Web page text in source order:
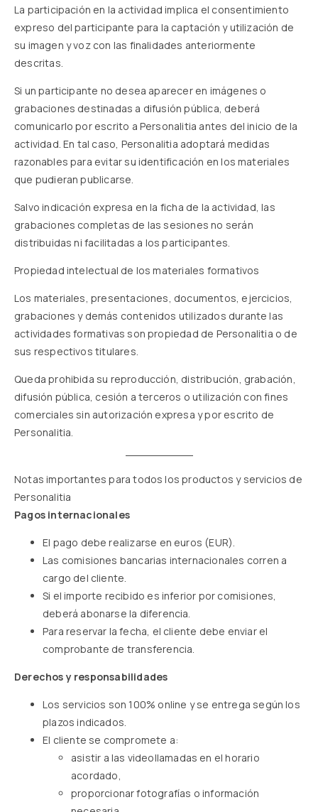
La participación en la actividad implica el consentimiento
expreso del participante para la captación y utilización de
su imagen y voz con las finalidades anteriormente
descritas.
Si un participante no desea aparecer en imágenes o
grabaciones destinadas a difusión pública, deberá
comunicarlo por escrito a Personalitia antes del inicio de la
actividad. En tal caso, Personalitia adoptará medidas
razonables para evitar su identificación en los materiales
que pudieran publicarse.
Salvo indicación expresa en la ficha de la actividad, las
grabaciones completas de las sesiones no serán
distribuidas ni facilitadas a los participantes.
Propiedad intelectual de los materiales formativos
Los materiales, presentaciones, documentos, ejercicios,
grabaciones y demás contenidos utilizados durante las
actividades formativas son propiedad de Personalitia o de
sus respectivos titulares.
Queda prohibida su reproducción, distribución, grabación,
difusión pública, cesión a terceros o utilización con fines
comerciales sin autorización expresa y por escrito de
Personalitia.
Notas importantes para todos los productos y servicios de
Personalitia
Pagos internacionales
El pago debe realizarse en euros (EUR).
Las comisiones bancarias internacionales corren a
cargo del cliente.
Si el importe recibido es inferior por comisiones,
deberá abonarse la diferencia.
Para reservar la fecha, el cliente debe enviar el
comprobante de transferencia.
Derechos y responsabilidades
Los servicios son 100% online y se entrega según los
plazos indicados.
El cliente se compromete a:
asistir a las videollamadas en el horario
acordado,
proporcionar fotografías o información